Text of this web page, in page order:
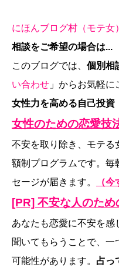
にほんブログ村（モテ女）
相談をご希望の場合は...
このブログでは、 個別相
い合わせ 」からお気軽に
女性力を高める自己投資
女性のための恋愛技
不安を取り除き、モテる
額制プログラムです。毎
セージが届きます。
（
[PR] 不安な人のた
あなたも恋愛に不安を感
聞いてもらうことで、一
可能性があります。 占っ